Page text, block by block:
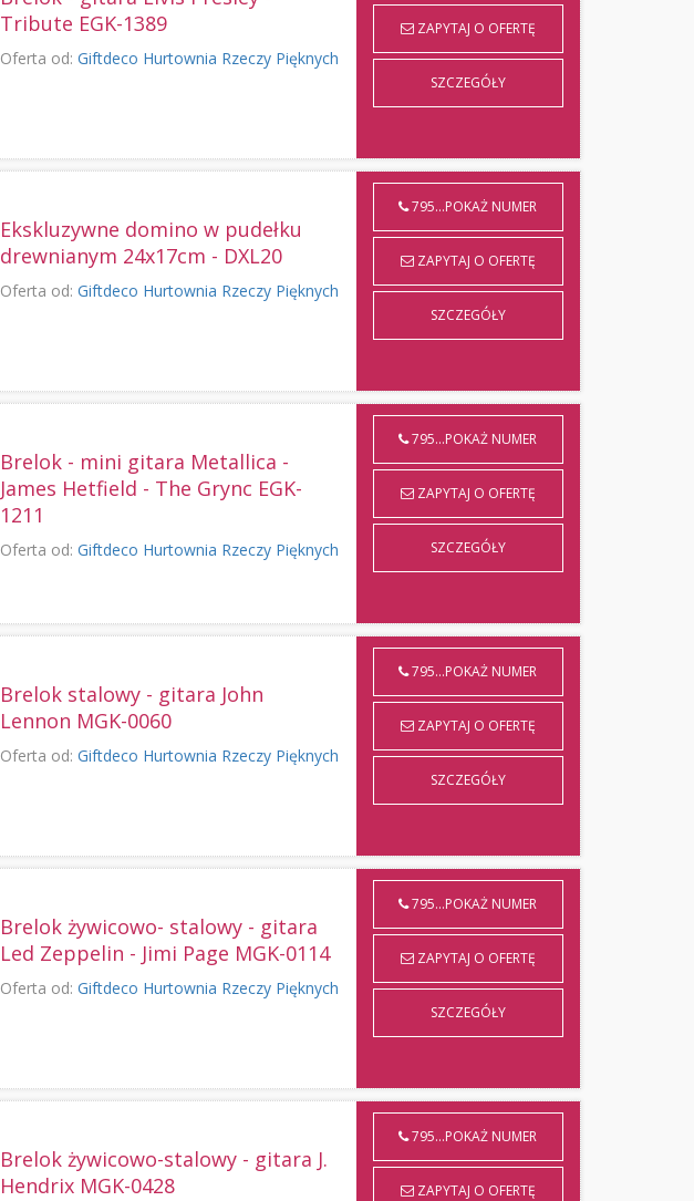
Tribute EGK-1389
Oferta od:Giftdeco Hurtownia Rzeczy Pięknych
ZAPYTAJ O OFERTĘ
SZCZEGÓŁY
Ekskluzywne domino w pudełku
drewnianym 24x17cm - DXL20
Oferta od:Giftdeco Hurtownia Rzeczy Pięknych
795...POKAŻ NUMER
ZAPYTAJ O OFERTĘ
SZCZEGÓŁY
Brelok - mini gitara Metallica -
James Hetfield - The Grync EGK-
1211
Oferta od:Giftdeco Hurtownia Rzeczy Pięknych
795...POKAŻ NUMER
ZAPYTAJ O OFERTĘ
SZCZEGÓŁY
Brelok stalowy - gitara John
Lennon MGK-0060
Oferta od:Giftdeco Hurtownia Rzeczy Pięknych
795...POKAŻ NUMER
ZAPYTAJ O OFERTĘ
SZCZEGÓŁY
Brelok żywicowo- stalowy - gitara
Led Zeppelin - Jimi Page MGK-0114
Oferta od:Giftdeco Hurtownia Rzeczy Pięknych
795...POKAŻ NUMER
ZAPYTAJ O OFERTĘ
SZCZEGÓŁY
Brelok żywicowo-stalowy - gitara J.
Hendrix MGK-0428
795...POKAŻ NUMER
ZAPYTAJ O OFERTĘ